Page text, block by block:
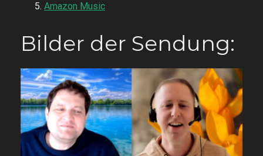
Amazon Music
Bilder der Sendung: